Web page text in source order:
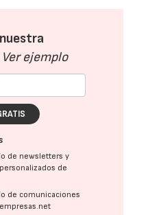
Ver ejemplo
de newsletters y
de
de comunicaciones